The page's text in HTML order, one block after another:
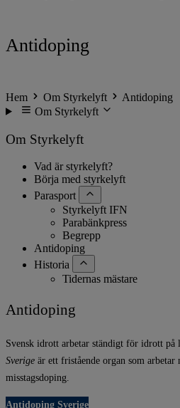
Antidoping
Hem Om Styrkelyft
Antidoping
Om Styrkelyft
Om Styrkelyft
Vad är styrkelyft?
Börja med styrkelyft
Parasport
Styrkelyft IFN
Parabänkpress
Begrepp
Antidoping
Historia
Tidernas mästare
Antidoping
Svensk idrott arbetar ständigt för idrott på
Sverige är ett fristående organ som
misstagsdoping.
Antidoping Sverige